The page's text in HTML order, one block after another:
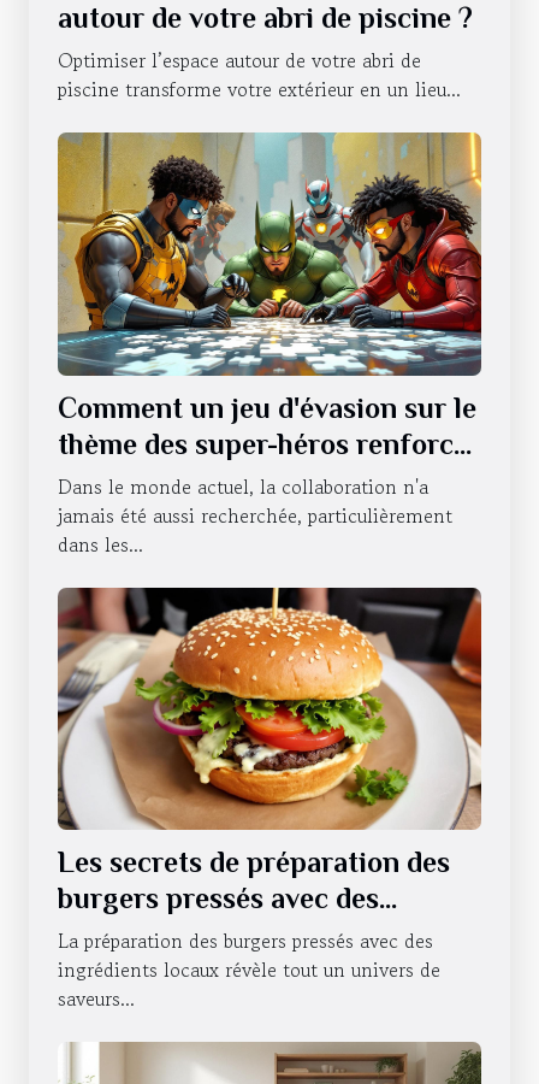
autour de votre abri de piscine ?
Optimiser l’espace autour de votre abri de
piscine transforme votre extérieur en un lieu...
Comment un jeu d'évasion sur le
thème des super-héros renforce
le travail d'équipe ?
Dans le monde actuel, la collaboration n'a
jamais été aussi recherchée, particulièrement
dans les...
Les secrets de préparation des
burgers pressés avec des
ingrédients locaux
La préparation des burgers pressés avec des
ingrédients locaux révèle tout un univers de
saveurs...